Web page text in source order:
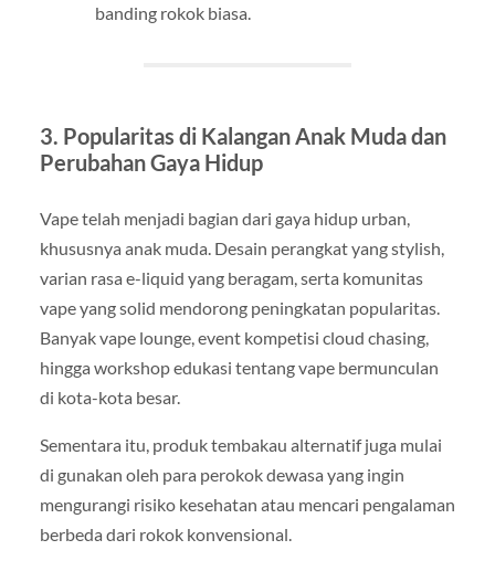
banding rokok biasa.
3. Popularitas di Kalangan Anak Muda dan
Perubahan Gaya Hidup
Vape telah menjadi bagian dari gaya hidup urban,
khususnya anak muda. Desain perangkat yang stylish,
varian rasa e-liquid yang beragam, serta komunitas
vape yang solid mendorong peningkatan popularitas.
Banyak vape lounge, event kompetisi cloud chasing,
hingga workshop edukasi tentang vape bermunculan
di kota-kota besar.
Sementara itu, produk tembakau alternatif juga mulai
di gunakan oleh para perokok dewasa yang ingin
mengurangi risiko kesehatan atau mencari pengalaman
berbeda dari rokok konvensional.